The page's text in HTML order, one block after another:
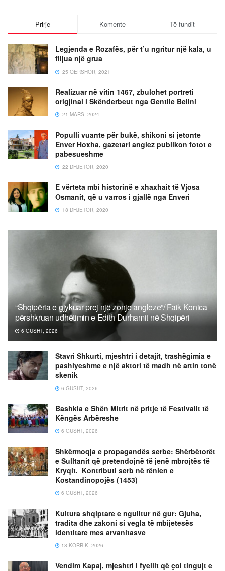
Prirje Komente Të fundit
Legjenda e Rozafës, për t’u ngritur një kala, u
flijua një grua
25 QERSHOR, 2021
Realizuar në vitin 1467, zbulohet portreti
origjinal i Skënderbeut nga Gentile Belini
21 MARS, 2024
Populli vuante për bukë, shikoni si jetonte
Enver Hoxha, gazetari anglez publikon fotot e
pabesueshme
22 DHJETOR, 2020
E vërteta mbi historinë e xhaxhait të Vjosa
Osmanit, që u varros i gjallë nga Enveri
18 DHJETOR, 2020
“Shqipëria e gjykuar prej një zonje angleze”/ Faik Konica
përshkruan udhëtimin e Edith Durhamit në Shqipëri
6 GUSHT, 2026
Stavri Shkurti, mjeshtri i detajit, trashëgimia e
pashlyeshme e një aktori të madh në artin tonë
skenik
6 GUSHT, 2026
Bashkia e Shën Mitrit në pritje të Festivalit të
Këngës Arbëreshe
6 GUSHT, 2026
Shkërmoqja e propagandës serbe: Shërbëtorët
e Sulltanit që pretendojnë të jenë mbrojtës të
Kryqit. Kontributi serb në rënien e
Kostandinopojës (1453)
6 GUSHT, 2026
Kultura shqiptare e ngulitur në gur: Gjuha,
tradita dhe zakoni si vegla të mbijetesës
identitare mes arvanitasve
18 KORRIK, 2026
Vendim Kapaj, mjeshtri i fyellit që çoi tingujt e